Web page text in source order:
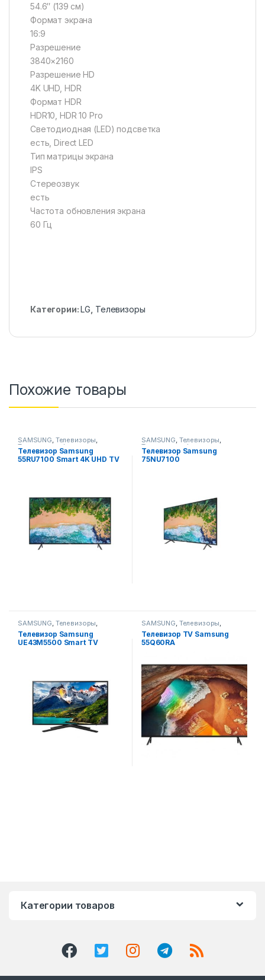
54.6″ (139 см)
Формат экрана
16:9
Разрешение
3840×2160
Разрешение HD
4K UHD, HDR
Формат HDR
HDR10, HDR 10 Pro
Светодиодная (LED) подсветка
есть, Direct LED
Тип матрицы экрана
IPS
Стереозвук
есть
Частота обновления экрана
60 Гц
Категории:LG Телевизоры
Похожие товары
SAMSUNG, Телевизоры,
Телевизоры, фото-видео и
аудио
Телевизор Samsung
55RU7100 Smart 4K UHD TV
SAMSUNG, Телевизоры,
Телевизоры, фото-видео и
аудио
Телевизор Samsung
75NU7100
SAMSUNG, Телевизоры,
Телевизоры, фото-видео и
аудио
Телевизор Samsung
UE43M5500 Smart TV
SAMSUNG, Телевизоры,
Телевизоры, фото-видео и
аудио
Телевизор TV Samsung
55Q60RA
Категории товаров